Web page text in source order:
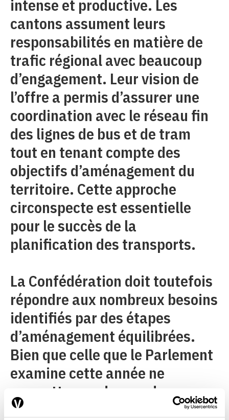
intense et productive. Les
cantons assument leurs
responsabilités en matière de
trafic régional avec beaucoup
d’engagement. Leur vision de
l’offre a permis d’assurer une
coordination avec le réseau fin
des lignes de bus et de tram
tout en tenant compte des
objectifs d’aménagement du
territoire. Cette approche
circonspecte est essentielle
pour le succès de la
planification des transports.
La Confédération doit toutefois
répondre aux nombreux besoins
identifiés par des étapes
d’aménagement équilibrées.
Bien que celle que le Parlement
examine cette année ne
permette pas de prendre en
compte certains objectifs des